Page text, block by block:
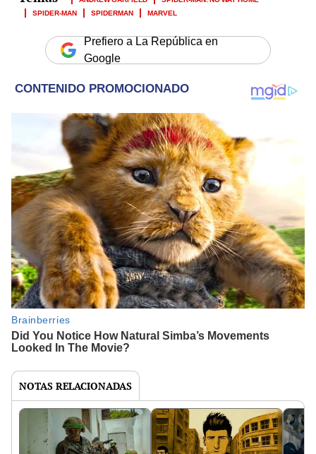
SPIDER-MAN
SPIDERMAN MARVEL
Prefiero a La República en
Google
NOTAS RELACIONADAS